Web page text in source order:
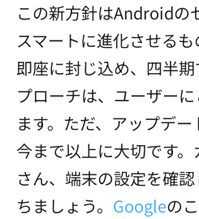
この新方針はAndroidの
スマートに進化させる
即座に封じ込め、四半
プローチは、ユーザー
ます。ただ、アップデ
今まで以上に大切です
さん、端末の設定を確
ちましょう。 Googleの